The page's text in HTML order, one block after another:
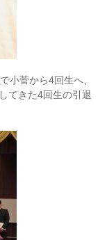
小菅から4回生へ、
てきた4回生の引退